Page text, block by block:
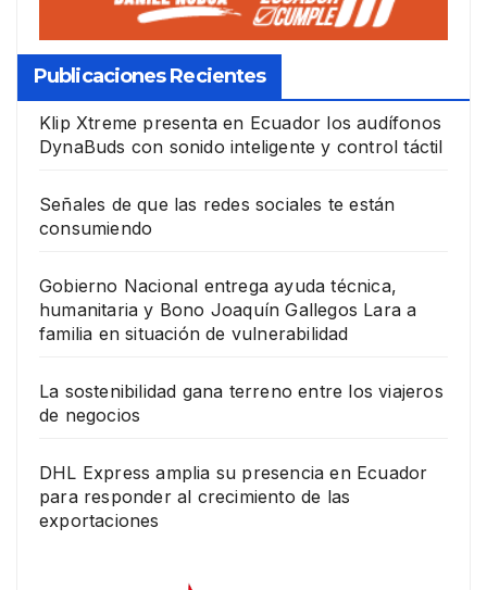
Publicaciones Recientes
Klip Xtreme presenta en Ecuador los audífonos
DynaBuds con sonido inteligente y control táctil
Señales de que las redes sociales te están
consumiendo
Gobierno Nacional entrega ayuda técnica,
humanitaria y Bono Joaquín Gallegos Lara a
familia en situación de vulnerabilidad
La sostenibilidad gana terreno entre los viajeros
de negocios
DHL Express amplia su presencia en Ecuador
para responder al crecimiento de las
exportaciones